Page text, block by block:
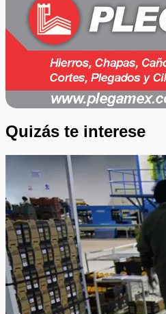
Quizás te interese